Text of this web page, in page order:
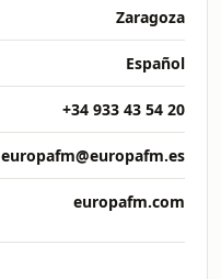
Zaragoza
Español
+34 933 43 54 20
europafm@europafm.es
europafm.com